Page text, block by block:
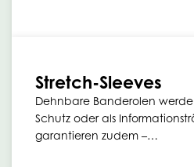
Stretch-Sleeves
Dehnbare Banderolen
Schutz oder als
garantieren zudem –…